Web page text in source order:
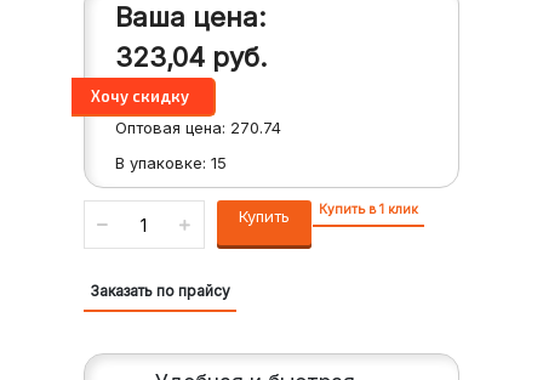
Ваша цена:
323,04 руб.
Оптовая цена: 270.74
В упаковке: 15
Купить Купить в 1 клик
Заказать по прайсу